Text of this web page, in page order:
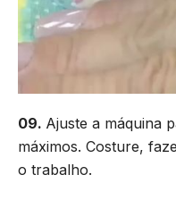
09. Ajuste a máquina
máximos. Costure,
o trabalho.